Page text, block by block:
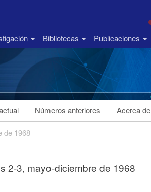
Bibliotecas Publicaciones
Números anteriores Acerca de
de 1968
2-3, mayo-diciembre de 1968